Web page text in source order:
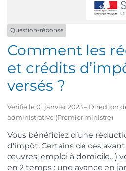
Question-réponse
Comment les
et crédits
versés ?
Vérifié le 01 janvier 2023 – Direction
administrative (Premier ministre)
Vous bénéficiez d’une
d’impôt. Certains de ces
œuvres, emploi à domicile…)
en 2 temps : une avance en